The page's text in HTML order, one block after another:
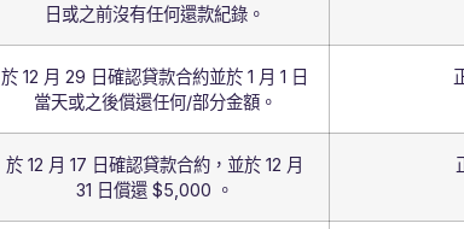
日或之前沒有任何還款紀錄。
於 12 月 29 日確認貸款合約並於 1 月 1 日
當天或之後償還任何/部分金額。
於 12 月 17 日確認貸款合約，並於 12 月
31 日償還 $5,000 。